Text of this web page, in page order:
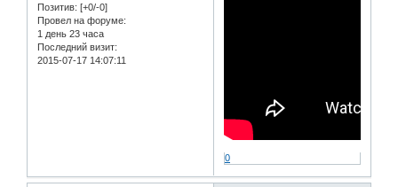
Позитив: [+0/-0]
Провел на форуме:
1 день 23 часа
Последний визит:
2015-07-17 14:07:11
0